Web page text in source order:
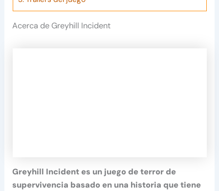
Acerca de Greyhill Incident
Greyhill Incident es un juego de terror de
supervivencia basado en una historia que tiene